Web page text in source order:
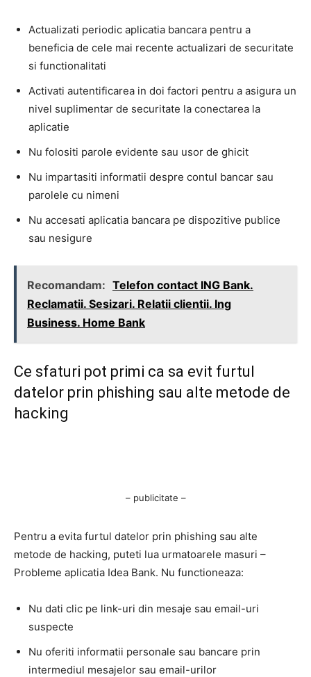
Actualizati periodic aplicatia bancara pentru a
beneficia de cele mai recente actualizari de securitate
si functionalitati
Activati autentificarea in doi factori pentru a asigura un
nivel suplimentar de securitate la conectarea la
aplicatie
Nu folositi parole evidente sau usor de ghicit
Nu impartasiti informatii despre contul bancar sau
parolele cu nimeni
Nu accesati aplicatia bancara pe dispozitive publice
sau nesigure
Recomandam: Telefon contact ING Bank.
Reclamatii. Sesizari. Relatii clientii. Ing
Business. Home Bank
Ce sfaturi pot primi ca sa evit furtul
datelor prin phishing sau alte metode de
hacking
– publicitate –
Pentru a evita furtul datelor prin phishing sau alte
metode de hacking, puteti lua urmatoarele masuri –
Probleme aplicatia Idea Bank. Nu functioneaza:
Nu dati clic pe link-uri din mesaje sau email-uri
suspecte
Nu oferiti informatii personale sau bancare prin
intermediul mesajelor sau email-urilor